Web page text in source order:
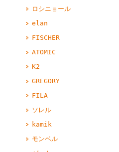
ロシニョール
elan
FISCHER
ATOMIC
K2
GREGORY
FILA
ソレル
kamik
モンベル